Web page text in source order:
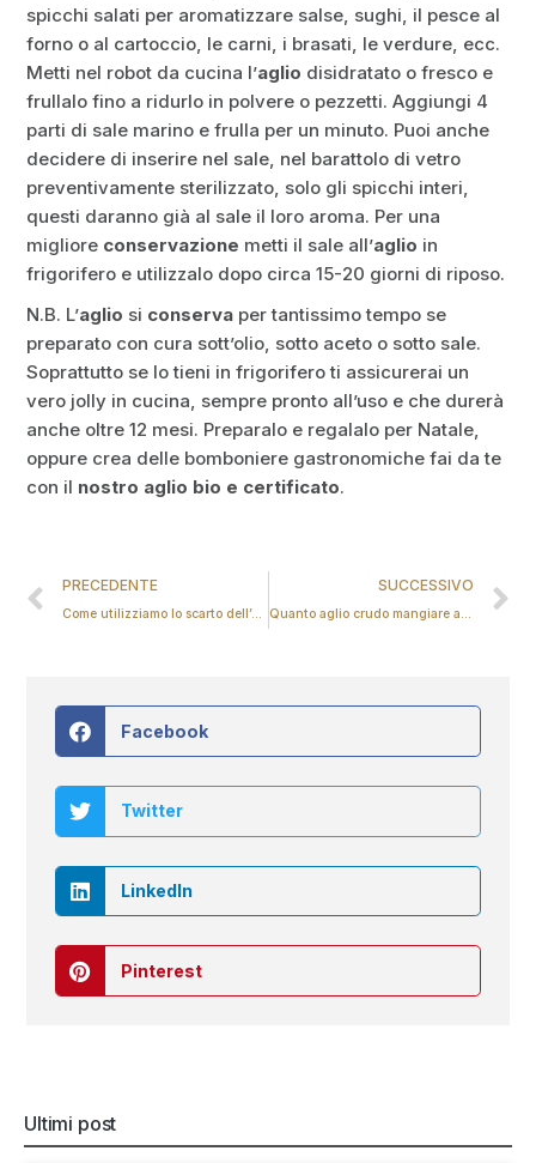
spicchi salati per aromatizzare salse, sughi, il pesce al
forno o al cartoccio, le carni, i brasati, le verdure, ecc.
Metti nel robot da cucina l’aglio disidratato o fresco e
frullalo fino a ridurlo in polvere o pezzetti. Aggiungi 4
parti di sale marino e frulla per un minuto. Puoi anche
decidere di inserire nel sale, nel barattolo di vetro
preventivamente sterilizzato, solo gli spicchi interi,
questi daranno già al sale il loro aroma. Per una
migliore conservazione metti il sale all’aglio in
frigorifero e utilizzalo dopo circa 15-20 giorni di riposo.
N.B. L’aglio si conserva per tantissimo tempo se
preparato con cura sott’olio, sotto aceto o sotto sale.
Soprattutto se lo tieni in frigorifero ti assicurerai un
vero jolly in cucina, sempre pronto all’uso e che durerà
anche oltre 12 mesi. Preparalo e regalalo per Natale,
oppure crea delle bomboniere gastronomiche fai da te
con il nostro aglio bio e certificato.
PRECEDENTE
Come utilizziamo lo scarto dell’aglio
SUCCESSIVO
Quanto aglio crudo mangiare al giorno
Facebook
Twitter
LinkedIn
Pinterest
Ultimi post